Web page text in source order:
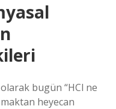
bugün “HCl ne
heyecan